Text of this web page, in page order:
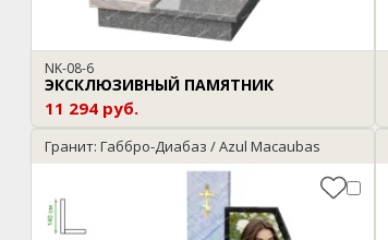
NK-08-6
ЭКСКЛЮЗИВНЫЙ ПАМЯТНИК
11 294 руб.
Гранит: Габбро-Диабаз / Azul Macaubas